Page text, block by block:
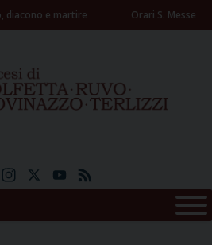
diacono e martire Orari S. Messe
FacebookInstagramYouTube